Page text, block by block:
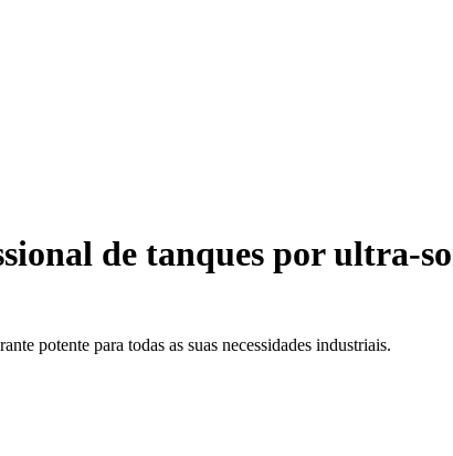
de tanques por ultra-
potente para todas as suas necessidades industriais.